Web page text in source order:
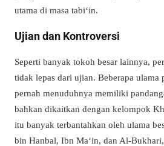
utama di masa tabi‘in.
Ujian dan Kontroversi
Seperti banyak tokoh besar lainnya,
tidak lepas dari ujian. Beberapa ulama
pernah menuduhnya memiliki
bahkan dikaitkan dengan kelompok
itu banyak terbantahkan oleh ulama
bin Hanbal, Ibn Ma‘in, dan Al-